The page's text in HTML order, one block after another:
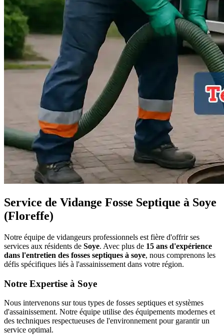
Service de Vidange Fosse Septique à Soye
(Floreffe)
Notre équipe de vidangeurs professionnels est fière d'offrir ses
services aux résidents de Soye. Avec plus de 15 ans d'expérience
dans l'entretien des fosses septiques à soye, nous comprenons les
défis spécifiques liés à l'assainissement dans votre région.
Notre Expertise à Soye
Nous intervenons sur tous types de fosses septiques et systèmes
d'assainissement. Notre équipe utilise des équipements modernes et
des techniques respectueuses de l'environnement pour garantir un
service optimal.